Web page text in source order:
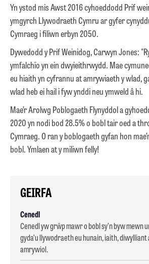
Yn ystod mis Awst 2016 cyhoeddodd Prif
ymgyrch Llywodraeth Cymru ar gyfer
Cymraeg i filiwn erbyn 2050.
Dywedodd y Prif Weinidog, Carwyn Jones:
ymfalchïo yn ein dwyieithrwydd. Mae
eu hiaith yn cyfrannu at amrywiaeth y wlad,
wlad heb ei hail i fyw ynddi neu ymweld â hi.
Mae’r Arolwg Poblogaeth Flynyddol a
2020 yn nodi bod 28.5% o bobl tair oed a
Cymraeg. O ran y boblogaeth gyfan hon
bobl. Ymlaen at y miliwn felly!
GEIRFA
Cenedl
Cenedl yw grŵp mawr o bobl sy’n byw mewn
gyda’u llywodraeth eu hunain, iaith,
amrywiol.